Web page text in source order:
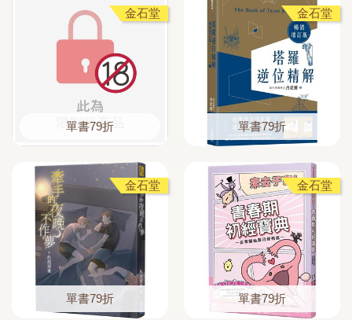
金石堂
單書79折
金石堂
單書79折
金石堂
單書79折
金石堂
單書79折